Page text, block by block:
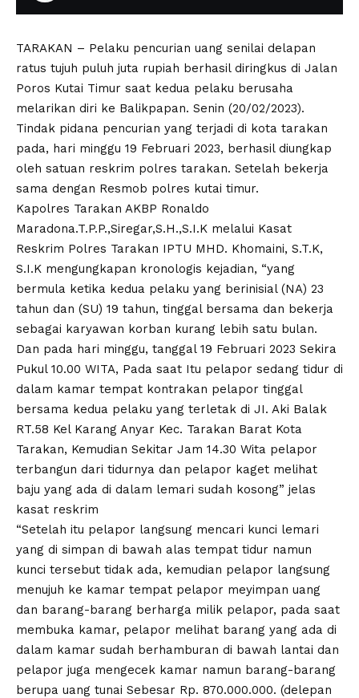
TARAKAN – Pelaku pencurian uang senilai delapan
ratus tujuh puluh juta rupiah berhasil diringkus di Jalan
Poros Kutai Timur saat kedua pelaku berusaha
melarikan diri ke Balikpapan. Senin (20/02/2023).
Tindak pidana pencurian yang terjadi di kota tarakan
pada, hari minggu 19 Februari 2023, berhasil diungkap
oleh satuan reskrim polres tarakan. Setelah bekerja
sama dengan Resmob polres kutai timur.
Kapolres Tarakan AKBP Ronaldo
Maradona.T.P.P.,Siregar,S.H.,S.I.K melalui Kasat
Reskrim Polres Tarakan IPTU MHD. Khomaini, S.T.K,
S.I.K mengungkapan kronologis kejadian, “yang
bermula ketika kedua pelaku yang berinisial (NA) 23
tahun dan (SU) 19 tahun, tinggal bersama dan bekerja
sebagai karyawan korban kurang lebih satu bulan.
Dan pada hari minggu, tanggal 19 Februari 2023 Sekira
Pukul 10.00 WITA, Pada saat Itu pelapor sedang tidur di
dalam kamar tempat kontrakan pelapor tinggal
bersama kedua pelaku yang terletak di JI. Aki Balak
RT.58 Kel Karang Anyar Kec. Tarakan Barat Kota
Tarakan, Kemudian Sekitar Jam 14.30 Wita pelapor
terbangun dari tidurnya dan pelapor kaget melihat
baju yang ada di dalam lemari sudah kosong” jelas
kasat reskrim
“Setelah itu pelapor langsung mencari kunci lemari
yang di simpan di bawah alas tempat tidur namun
kunci tersebut tidak ada, kemudian pelapor langsung
menujuh ke kamar tempat pelapor meyimpan uang
dan barang-barang berharga milik pelapor, pada saat
membuka kamar, pelapor melihat barang yang ada di
dalam kamar sudah berhamburan di bawah lantai dan
pelapor juga mengecek kamar namun barang-barang
berupa uang tunai Sebesar Rp. 870.000.000. (delepan